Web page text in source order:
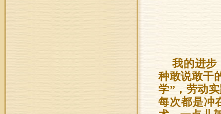
我的进步
种敢说敢干
学”，劳动
每次都是冲